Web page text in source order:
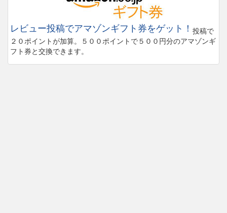
レビュー投稿でアマゾンギフト券をゲット！ 投稿で
２０ポイントが加算。５００ポイントで５００円分のアマゾンギ
フト券と交換できます。